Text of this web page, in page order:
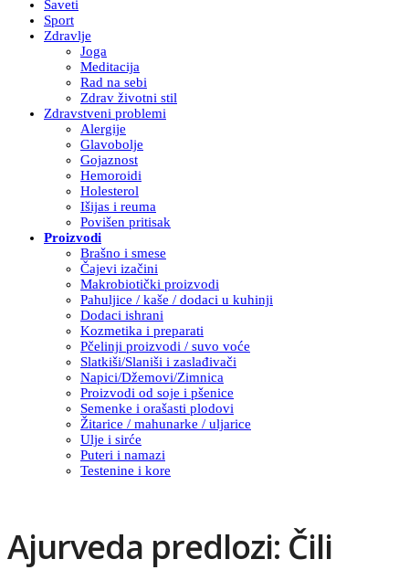
Saveti
Sport
Zdravlje
Joga
Meditacija
Rad na sebi
Zdrav životni stil
Zdravstveni problemi
Alergije
Glavobolje
Gojaznost
Hemoroidi
Holesterol
Išijas i reuma
Povišen pritisak
Proizvodi
Brašno i smese
Čajevi izačini
Makrobiotički proizvodi
Pahuljice / kaše / dodaci u kuhinji
Dodaci ishrani
Kozmetika i preparati
Pčelinji proizvodi / suvo voće
Slatkiši/Slaniši i zaslađivači
Napici/Džemovi/Zimnica
Proizvodi od soje i pšenice
Semenke i orašasti plodovi
Žitarice / mahunarke / uljarice
Ulje i sirće
Puteri i namazi
Testenine i kore
Ajurveda predlozi: Čili